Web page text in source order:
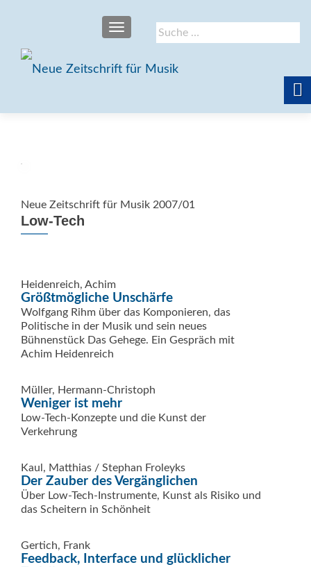
Suche
nach:
SCHALTE NAVIGATION
Neue Zeitschrift für Musik 2007/01
Low-Tech
Heidenreich, Achim
Größtmögliche Unschärfe
Wolfgang Rihm über das Komponieren, das
Politische in der Musik und sein neues
Bühnenstück Das Gehege. Ein Gespräch mit
Achim Heidenreich
Müller, Hermann-Christoph
Weniger ist mehr
Low-Tech-Konzepte und die Kunst der
Verkehrung
Kaul, Matthias / Stephan Froleyks
Der Zauber des Vergänglichen
Über Low-Tech-Instrumente, Kunst als Risiko und
das Scheitern in Schönheit
Gertich, Frank
Feedback, Interface und glücklicher